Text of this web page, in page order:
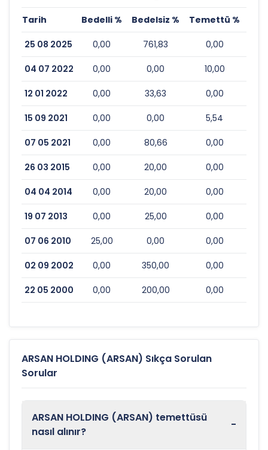
Tarih Bedelli % Bedelsiz % Temettü %
25 08 2025 0,00 761,83 0,00
04 07 2022 0,00 0,00 10,00
12 01 2022 0,00 33,63 0,00
15 09 2021 0,00 0,00 5,54
07 05 2021 0,00 80,66 0,00
26 03 2015 0,00 20,00 0,00
04 04 2014 0,00 20,00 0,00
19 07 2013 0,00 25,00 0,00
07 06 2010 25,00 0,00 0,00
02 09 2002 0,00 350,00 0,00
22 05 2000 0,00 200,00 0,00
ARSAN HOLDING (ARSAN) Sıkça Sorulan
Sorular
ARSAN HOLDING (ARSAN) temettüsü
nasıl alınır?
-